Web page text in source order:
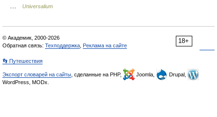
Universalium
18+
© Академик, 2000-2026
Обратная связь: Техподдержка Реклама на сайте
👣 Путешествия
Экспорт словарей на сайты , сделанные на PHP, Joomla,
Drupal,
WordPress, MODx.